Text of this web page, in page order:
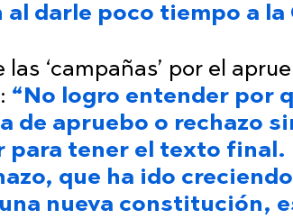
darle poco tiempo a la
‘campañas’ por el
“No logro entender por
de apruebo o rechazo
para tener el texto final.
que ha ido
nueva constitución,